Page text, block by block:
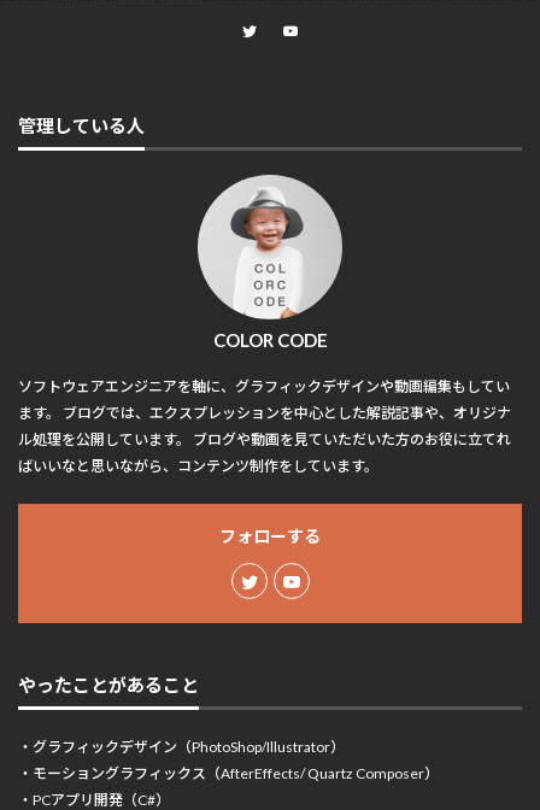
管理している人
COLOR CODE
ソフトウェアエンジニアを軸に、グラフィックデザインや動画編集もしてい
ます。 ブログでは、エクスプレッションを中心とした解説記事や、オリジナ
ル処理を公開しています。 ブログや動画を見ていただいた方のお役に立てれ
ばいいなと思いながら、コンテンツ制作をしています。
フォローする
やったことがあること
・グラフィックデザイン（PhotoShop/Illustrator）
・モーショングラフィックス（AfterEffects/ Quartz Composer）
・PCアプリ開発（C#）